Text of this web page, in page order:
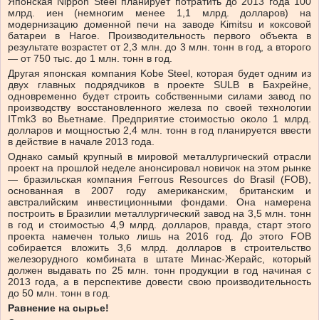
млрд. иен (немногим менее 1,1 млрд. долларов) на
модернизацию доменной печи на заводе Kimitsu и коксовой
батареи в Нагое. Производительность первого объекта в
результате возрастет от 2,3 млн. до 3 млн. тонн в год, а второго
— от 750 тыс. до 1 млн. тонн в год.
Другая японская компания Kobe Steel, которая будет одним из
двух главных подрядчиков в проекте SULB в Бахрейне,
одновременно будет строить собственными силами завод по
производству восстановленного железа по своей технологии
ITmk3 во Вьетнаме. Предприятие стоимостью около 1 млрд.
долларов и мощностью 2,4 млн. тонн в год планируется ввести
в действие в начале 2013 года.
Однако самый крупный в мировой металлургический отрасли
проект на прошлой неделе анонсировал новичок на этом рынке
— бразильская компания Ferrous Resources do Brasil (FOB),
основанная в 2007 году американским, британским и
австралийским инвестиционными фондами. Она намерена
построить в Бразилии металлургический завод на 3,5 млн. тонн
в год и стоимостью 4,9 млрд. долларов, правда, старт этого
проекта намечен только лишь на 2016 год. До этого FOB
собирается вложить 3,6 млрд. долларов в строительство
железорудного комбината в штате Минас-Жерайс, который
должен выдавать по 25 млн. тонн продукции в год начиная с
2013 года, а в перспективе довести свою производительность
до 50 млн. тонн в год.
Равнение на сырье!